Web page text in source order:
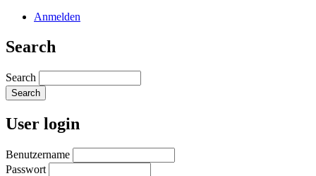
Anmelden
Search
Search
User login
Benutzername
Passwort